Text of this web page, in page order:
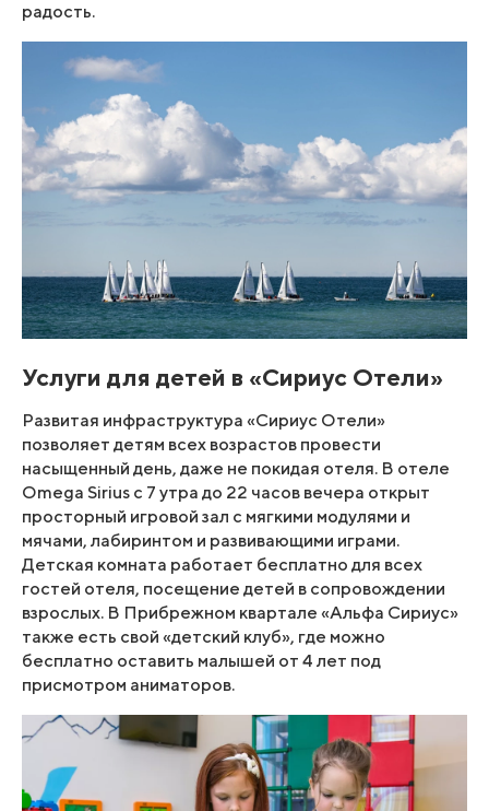
радость.
Услуги для детей в «Сириус Отели»
Развитая инфраструктура «Сириус Отели»
позволяет детям всех возрастов провести
насыщенный день, даже не покидая отеля. В отеле
Omega Sirius с 7 утра до 22 часов вечера открыт
просторный игровой зал с мягкими модулями и
мячами, лабиринтом и развивающими играми.
Детская комната работает бесплатно для всех
гостей отеля, посещение детей в сопровождении
взрослых. В Прибрежном квартале «Альфа Сириус»
также есть свой «детский клуб», где можно
бесплатно оставить малышей от 4 лет под
присмотром аниматоров.